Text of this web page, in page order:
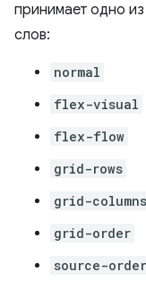
принимает одно
слов:
normal
flex-visual
flex-flow
grid-rows
grid-columns
grid-order
source-order